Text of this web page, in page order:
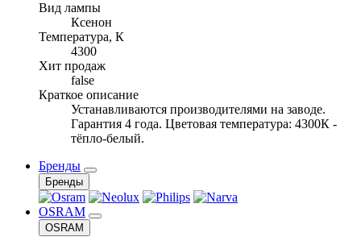
Вид лампы
Ксенон
Температура, К
4300
Хит продаж
false
Краткое описание
Устанавливаются производителями на заводе.
Гарантия 4 года. Цветовая температура: 4300К -
тёпло-белый.
Бренды
Бренды
OSRAM
OSRAM